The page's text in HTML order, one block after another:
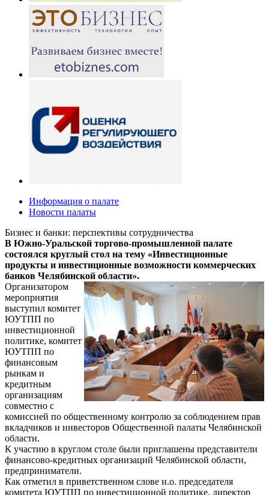
Информация о палате
Новости палаты
Бизнес и банки: перспективы сотрудничества
В Южно-Уральской торгово-промышленной палате
состоялся круглый стол на тему «Инвестиционные
продукты и инвестиционные возможности коммерческих
банков Челябинской области».
Организатором
мероприятия
выступил комитет
ЮУТПП по
инвестиционной
политике, комитет
ЮУТПП по
финансовым
рынкам и
кредитным
организациям
совместно с
комиссией по общественному контролю за соблюдением прав
вкладчиков и инвесторов Общественной палаты Челябинской
области.
К участию в круглом столе были приглашены представители
финансово-кредитных организаций Челябинской области,
предприниматели.
Как отметил в приветственном слове и.о. председателя
комитета ЮУТПП по инвестиционной политике, директор